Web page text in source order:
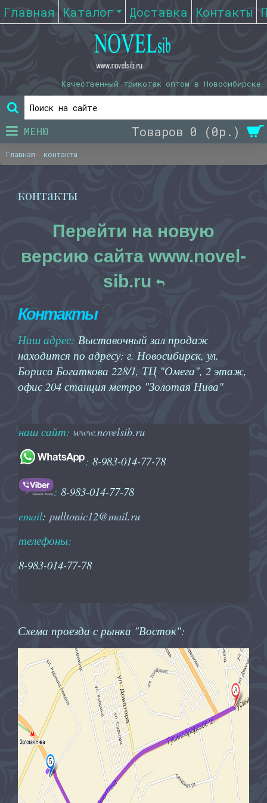
Главная Каталог Доставка Контакты
Товаров 0 (0р.)
Качественный трикотаж оптом в Новосибирске
МЕНЮ
Главная контакты
контакты
Перейти на новую
версию сайта www.novel-
sib.ru
Контакты
Наш адрес: Выставочный зал продаж
находится по адресу: г. Новосибирск, ул.
Бориса Богаткова 228/1, ТЦ "Омега", 2 этаж,
офис 204 станция метро "Золотая Нива"
наш сайт: www.novelsib.ru
: 8-983-014-77-78
: 8-983-014-77-78
email: pulltonic12@mail.ru
телефоны:
8-983-014-77-78
Схема проезда с рынка "Восток":